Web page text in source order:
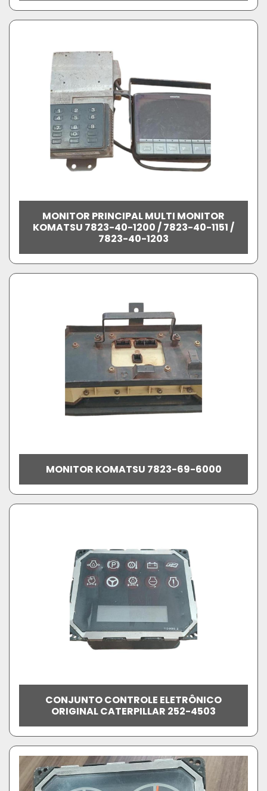
MONITOR PRINCIPAL MULTI MONITOR
KOMATSU 7823-40-1200 / 7823-40-1151 /
7823-40-1203
MONITOR KOMATSU 7823-69-6000
CONJUNTO CONTROLE ELETRÔNICO
ORIGINAL CATERPILLAR 252-4503